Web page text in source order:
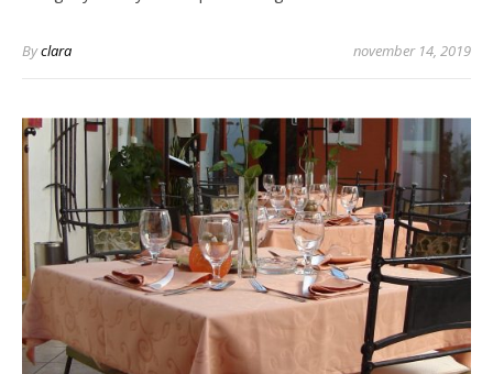
Byclara november 14, 2019